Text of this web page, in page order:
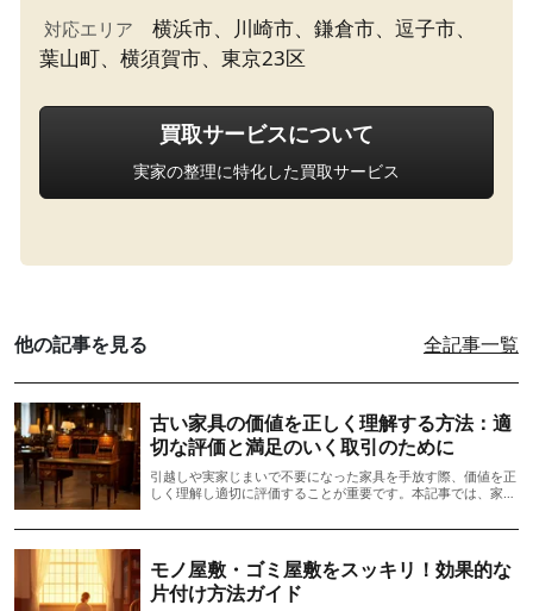
対応エリア
横浜市、川崎市、鎌倉市、逗子市、
葉山町、横須賀市、東京23区
買取サービスについて
実家の整理に特化した買取サービス
他の記事を見る 全記事一覧
古い家具の価値を正しく理解する方法：適
切な評価と満足のいく取引のために
引越しや実家じまいで不要になった家具を手放す際、価値を正
しく理解し適切に評価することが重要です。本記事では、家具
相談や修復の注意点を解説します。信頼できる業者選びや取引
引を実現するための具体的なステップを提案します。家具の価
値を守りながら適正価格で取引を進めるためのガイドです。
モノ屋敷・ゴミ屋敷をスッキリ！効果的な
片付け方法ガイド